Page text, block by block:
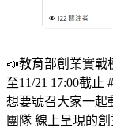
📣教育部創業實戰
至11/21 17:00截
想要號召大家一起
團隊 線上呈現的